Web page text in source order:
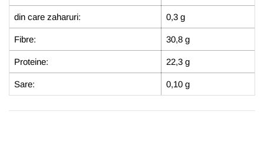
din care zaharuri: 0,3 g
Fibre: 30,8 g
Proteine: 22,3 g
Sare: 0,10 g